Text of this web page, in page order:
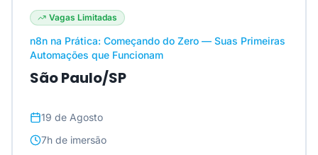
Vagas Limitadas
n8n na Prática: Começando do Zero — Suas Primeiras
Automações que Funcionam
São Paulo/SP
19 de Agosto
7h de imersão